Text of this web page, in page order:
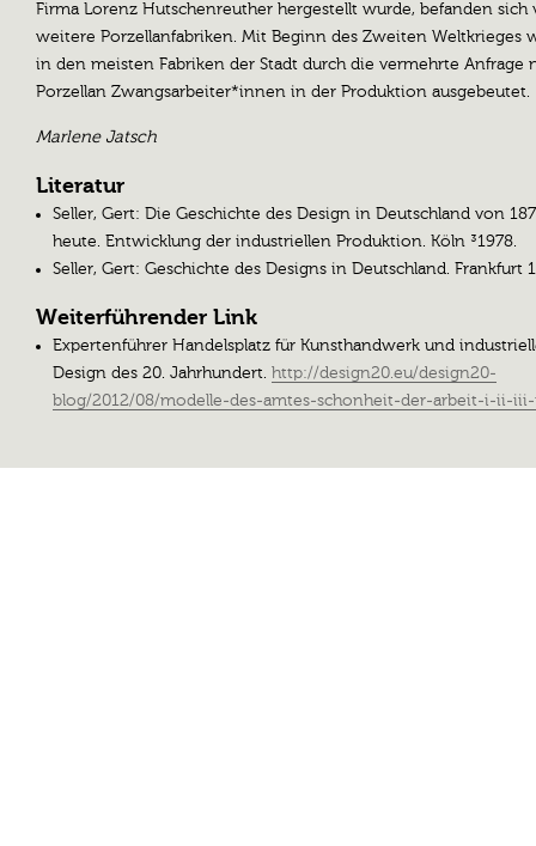
Firma Lorenz Hutschenreuther hergestellt wurde, befanden sich
weitere Porzellanfabriken. Mit Beginn des Zweiten Weltkrieges
in den meisten Fabriken der Stadt durch die vermehrte Anfrage
Porzellan Zwangsarbeiter*innen in der Produktion ausgebeutet.
Marlene Jatsch
Literatur
Seller, Gert: Die Geschichte des Design in Deutschland von
heute. Entwicklung der industriellen Produktion. Köln ³1978.
Seller, Gert: Geschichte des Designs in Deutschland. Frankfurt
Weiterführender Link
Expertenführer Handelsplatz für Kunsthandwerk und
Design des 20. Jahrhundert.http://design20.eu/design20-
blog/2012/08/modelle-des-amtes-schonheit-der-arbeit-i-ii-